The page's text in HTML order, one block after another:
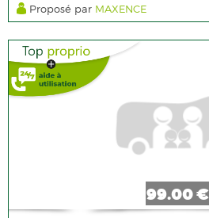
Proposé par MAXENCE
99.00 €